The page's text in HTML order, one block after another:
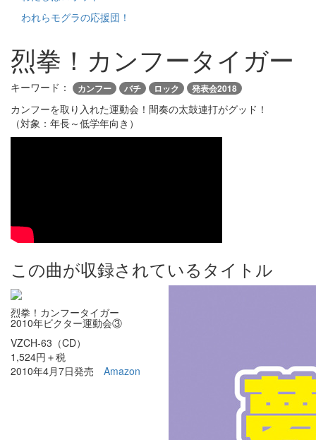
われらモグラの応援団！
烈拳！カンフータイガー
キーワード： カンフー バチ ロック 発表会2018
カンフーを取り入れた運動会！間奏の太鼓連打がグッド！
（対象：年長～低学年向き）
この曲が収録されているタイトル
烈拳！カンフータイガー
2010年ビクター運動会③
VZCH-63（CD）
1,524円＋税
2010年4月7日発売 Amazon